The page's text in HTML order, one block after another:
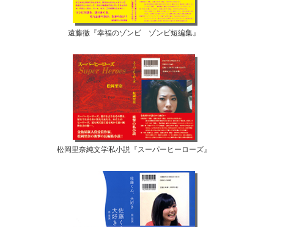
遠藤徹『幸福のゾンビ ゾンビ短編集』
松岡里奈純文学私小説『スーパーヒーローズ』